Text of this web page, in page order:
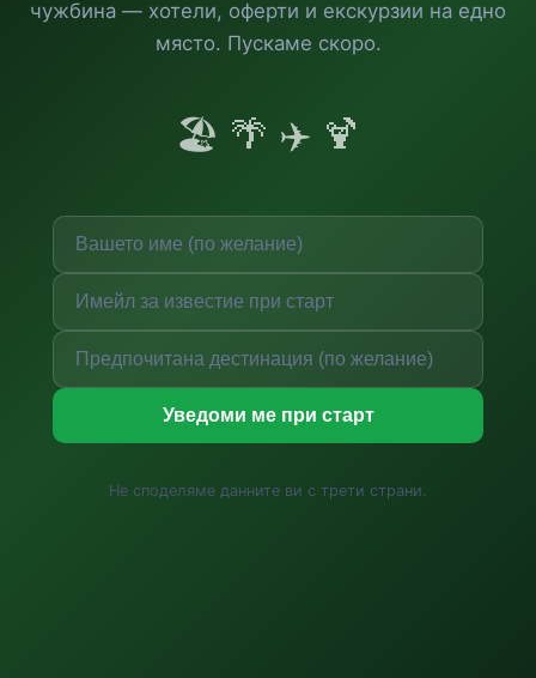
чужбина — хотели, оферти и екскурзии на едно
място. Пускаме скоро.
🏖️ 🌴 ✈️ 🍹
Уведоми ме при старт
Не споделяме данните ви с трети страни.